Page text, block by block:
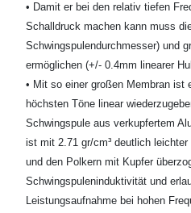
• Damit er bei den relativ tiefen
Schalldruck machen kann muss
Schwingspulendurchmesser) und
ermöglichen (+/- 0.4mm linearer
• Mit so einer großen Membran ist
höchsten Töne linear
Schwingspule aus verkupfertem
ist mit 2.71 gr/cm³ deutlich
und den Polkern mit Kupfer
Schwingspuleninduktivität und
Leistungsaufnahme bei hohen